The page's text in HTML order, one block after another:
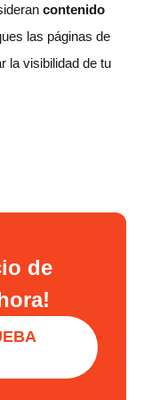
contenido
las páginas de
la visibilidad de tu
de